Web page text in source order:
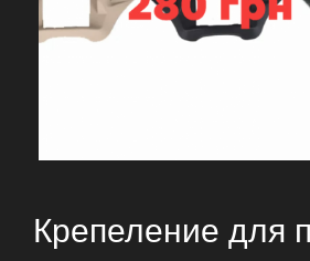
Крепеление для